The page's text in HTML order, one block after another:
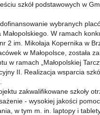
szkół podstawowych w
wybranych
W ramach
2 im. Mikołaja Kopernika w
w Małopolsce, została
w ramach „Małopolskiej
II. Realizacja wsparcia
zakwalifikowane szkoły
- wysokiej jakości
w tym m. in. laptopy i